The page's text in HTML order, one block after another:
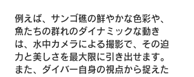
例えば、サンゴ礁の鮮やかな色彩や、
魚たちの群れのダイナミックな動き
は、水中カメラによる撮影で、その迫
力と美しさを最大限に引き出せます。
また、ダイバー自身の視点から捉えた